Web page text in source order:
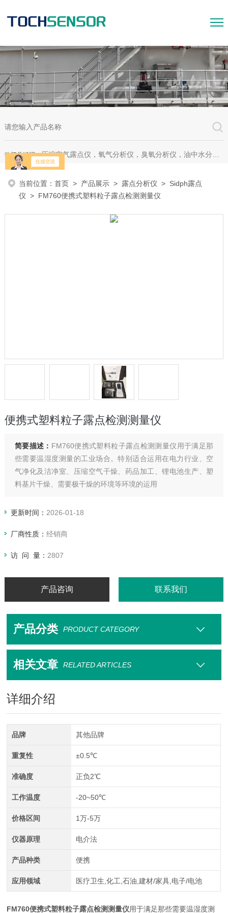
热门关键词：压缩空气露点仪，氧气分析仪，臭氧分析仪，油中水分析仪，超声波测漏仪。
当前位置：首页 > 产品展示 > 露点分析仪 > Sidph露点
仪 > FM760便携式塑料粒子露点检测测量仪
便携式塑料粒子露点检测测量仪
简要描述： FM760便携式塑料粒子露点检测测量仪用于满足那
些需要温湿度测量的工业场合。特别适合运用在电力行业、空
气净化及洁净室、压缩空气干燥、药品加工、锂电池生产、塑
料基片干燥、需要极干燥的环境等环境的运用
室还是露天的工厂现场，都可以得心应手。
简单的设置仪表和进行测量。
更新时间： 2026-01-18
厂商性质： 经销商
访 问 量： 2807
产品咨询 联系我们
产品分类 PRODUCT CATEGORY
相关文章 RELATED ARTICLES
详细介绍
品牌 其他品牌
重复性 ±0.5℃
准确度 正负2℃
工作温度 -20~50℃
价格区间 1万-5万
仪器原理 电介法
产品种类 便携
应用领域 医疗卫生,化工,石油,建材/家具,电子/电池
FM760便携式塑料粒子露点检测测量仪用于满足那些需要温湿度测